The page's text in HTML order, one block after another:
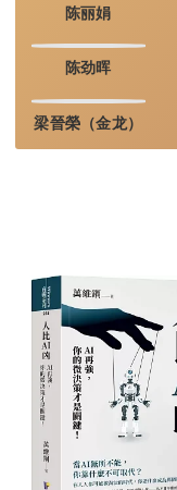
陈丽娟
陈劲晖
梁晉榮（金龙）